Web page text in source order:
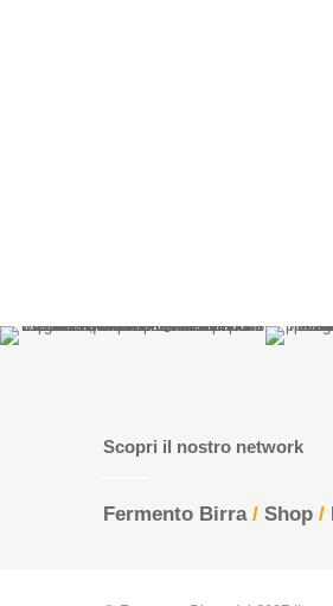
Scopri il nostro network
Fermento Birra/ Shop /